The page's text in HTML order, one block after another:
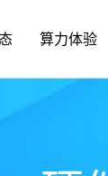
算力体验